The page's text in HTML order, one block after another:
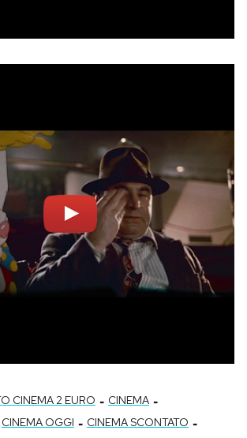
CINEMA 2 EURO - CINEMA -
CINEMA OGGI - CINEMA SCONTATO -